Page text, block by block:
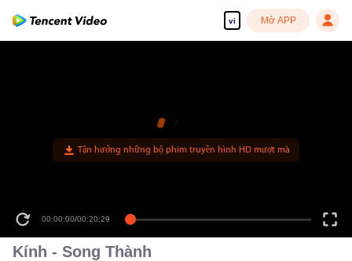
vi Mở APP
00:00:00/00:20:29
Kính - Song Thành